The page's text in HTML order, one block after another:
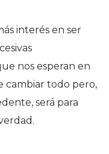
interés en ser
nos esperan en
cambiar todo pero,
será para